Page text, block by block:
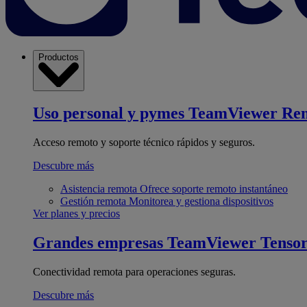
Productos
Uso personal y pymes TeamViewer
Acceso remoto y soporte técnico rápidos y seguros.
Descubre más
Asistencia remota Ofrece soporte remoto instantáneo
Gestión remota Monitorea y gestiona dispositivos
Ver planes y precios
Grandes empresas TeamViewer Tensor
Conectividad remota para operaciones seguras.
Descubre más